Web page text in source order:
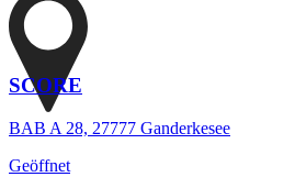
SCORE
BAB A 28, 27777 Ganderkesee
Geöffnet